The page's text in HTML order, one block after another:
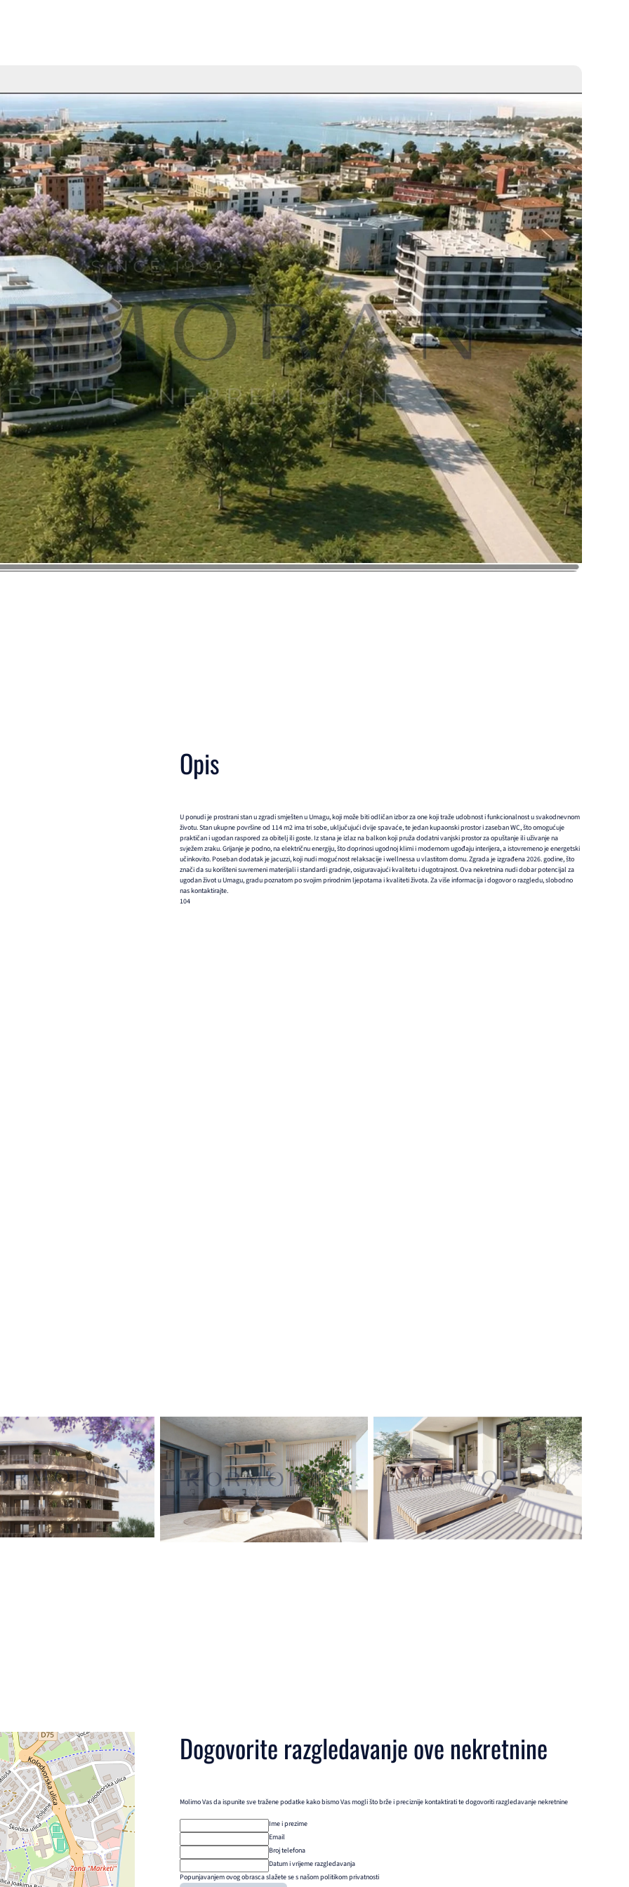
Opis
U ponudi je prostrani stan u zgradi smješten u Umagu, koji može biti odličan izbor za one koji traže udobnost i funkcionalnost u svakodnevnom
životu. Stan ukupne površine od 114 m2 ima tri sobe, uključujući dvije spavaće, te jedan kupaonski prostor i zaseban WC, što omogućuje
praktičan i ugodan raspored za obitelj ili goste. Iz stana je izlaz na balkon koji pruža dodatni vanjski prostor za opuštanje ili uživanje na
svježem zraku. Grijanje je podno, na električnu energiju, što doprinosi ugodnoj klimi i modernom ugođaju interijera, a istovremeno je energetski
učinkovito. Poseban dodatak je jacuzzi, koji nudi mogućnost relaksacije i wellnessa u vlastitom domu. Zgrada je izgrađena 2026. godine, što
znači da su korišteni suvremeni materijali i standardi gradnje, osiguravajući kvalitetu i dugotrajnost. Ova nekretnina nudi dobar potencijal za
ugodan život u Umagu, gradu poznatom po svojim prirodnim ljepotama i kvaliteti života. Za više informacija i dogovor o razgledu, slobodno
nas kontaktirajte.
104
Dogovorite razgledavanje ove nekretnine
Molimo Vas da ispunite sve tražene podatke kako bismo Vas mogli što brže i preciznije kontaktirati te dogovoriti razgledavanje nekretnine
Ime i prezime
Email
Broj telefona
Datum i vrijeme razgledavanja
Popunjavanjem ovog obrasca slažete se s našom politikom privatnosti